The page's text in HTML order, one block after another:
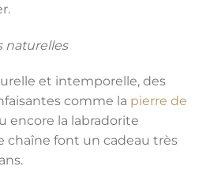
naturelles
et intemporelle, des
comme la pierre de
encore la labradorite
chaîne font un cadeau très